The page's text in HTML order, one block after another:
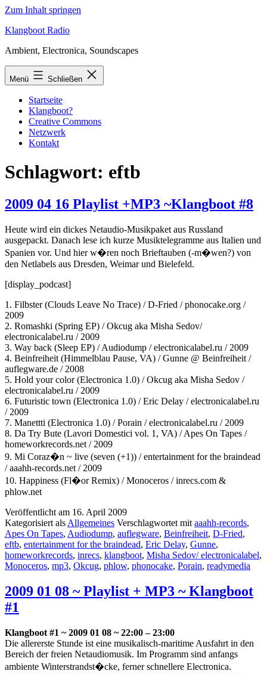
Zum Inhalt springen
Klangboot Radio
Ambient, Electronica, Soundscapes
Menü Schließen
Startseite
Klangboot?
Creative Commons
Netzwerk
Kontakt
Schlagwort: eftb
2009 04 16 Playlist +MP3 ~Klangboot #8
Heute wird ein dickes Netaudio-Musikpaket aus Russland
ausgepackt. Danach lese ich kurze Musiktelegramme aus Italien und
Spanien vor. Und hier w�ren noch Brieftauben (-m�wen?) von
den Netlabels aus Dresden, Weimar und Bielefeld.
[display_podcast]
1. Filbster (Clouds Leave No Trace) / D-Fried / phonocake.org /
2009
2. Romashki (Spring EP) / Okcug aka Misha Sedov/
electronicalabel.ru / 2009
3. Way back (Sleep EP) / Audiodump / electronicalabel.ru / 2009
4. Beinfreiheit (Himmelblau Pause, VA) / Gunne @ Beinfreiheit /
auflegware.de / 2008
5. Hold your color (Electronica 1.0) / Okcug aka Misha Sedov /
electronicalabel.ru / 2009
6. Futuristic town (Electronica 1.0) / Eric Delay / electronicalabel.ru
/ 2009
7. Manettti (Electronica 1.0) / Porain / electronicalabel.ru / 2009
8. Da Try Bute (Lavori Domestici vol. 1, VA) / Apes On Tapes /
homeworkrecords.net / 2009
9. Mi Coraz�n ~ live (seven (+1)) / entertainment for the braindead
/ aaahh-records.net / 2009
10. Happiness (Fl�or Remix) / Monoceros / inrecs.com &
phlow.net
Veröffentlicht am 16. April 2009
Kategorisiert als Allgemeines Verschlagwortet mit aaahh-records,
Apes On Tapes, Audiodump, auflegware, Beinfreiheit, D-Fried,
eftb, entertainment for the braindead, Eric Delay, Gunne,
homeworkrecords, inrecs, klangboot, Misha Sedov/ electronicalabel,
Monoceros, mp3, Okcug, phlow, phonocake, Porain, readymedia
2009 01 08 ~ Playlist + MP3 ~ Klangboot
#1
Klangboot #1 ~ 2009 01 08 ~ 22:00 – 23:00
Die allererste Stunde ist eine musikalisch-maritime Ausfahrt in den
Bereich der freien Netaudiomusik. Im Programm sind anfangs
ambiente Winterstrandst�cke, ferner schnellere Electronica.